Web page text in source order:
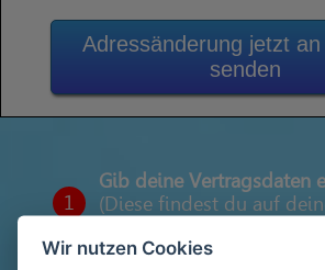
Adressänderung jetzt an
senden
1
Gib deine Vertragsdaten
(Diese findest du auf
Wir nutzen Cookies